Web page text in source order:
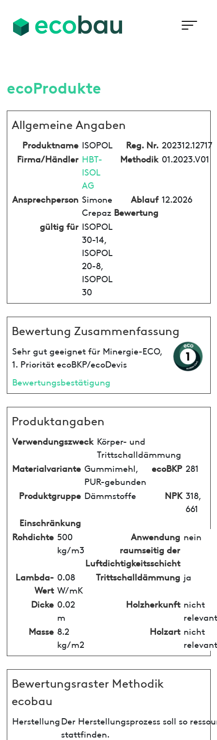
ecoProdukte
Allgemeine Angaben
Produktname ISOPOL Reg. Nr. 202312.12717
Firma/Händler HBT-
ISOL
AG
Methodik 01.2023.V01
Ansprechperson Simone
Crepaz
Ablauf
Bewertung
12.2026
gültig für ISOPOL
30-14,
ISOPOL
20-8,
ISOPOL
30
Bewertung Zusammenfassung
Sehr gut geeignet für Minergie-ECO,
1. Priorität ecoBKP/ecoDevis
Bewertungsbestätigung
Produktangaben
Verwendungszweck Körper- und
Trittschalldämmung
Materialvariante Gummimehl,
PUR-gebunden
ecoBKP 281
Produktgruppe Dämmstoffe NPK 318,
661
Einschränkung
Rohdichte 500
kg/m3
Anwendung
raumseitig der
Luftdichtigkeitsschicht
nein
Lambda-
Wert
0.08
W/mK
Trittschalldämmung ja
Dicke 0.02
m
Holzherkunft nicht
relevant
Masse 8.2
kg/m2
Holzart nicht
relevant
Bewertungsraster Methodik
ecobau
HerstellungDer Herstellungsprozess soll so
stattfinden.